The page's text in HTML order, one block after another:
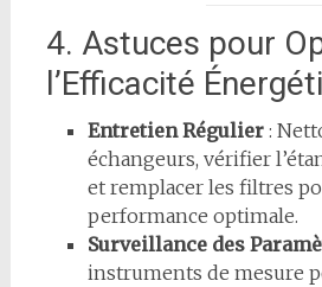
4. Astuces pour
l’Efficacité
Entretien Régulier:
échangeurs, vérifier
et remplacer les filtres
performance optimale.
Surveillance des
instruments de mesure